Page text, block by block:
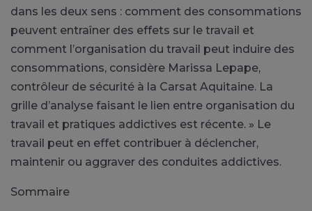
dans les deux sens : comment des consommations
peuvent entraîner des effets sur le travail et
comment l’organisation du travail peut induire des
consommations, considère Marissa Lepape,
contrôleur de sécurité à la Carsat Aquitaine. La
grille d’analyse faisant le lien entre organisation du
travail et pratiques addictives est récente. » Le
travail peut en effet contribuer à déclencher,
maintenir ou aggraver des conduites addictives.
Sommaire